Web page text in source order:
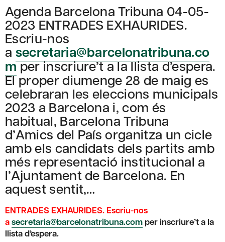
Agenda Barcelona Tribuna 04-05-
2023 ENTRADES EXHAURIDES.
Escriu-nos
a secretaria@barcelonatribuna.co
mper inscriure’t a la llista d’espera.
El proper diumenge 28 de maig es
celebraran les eleccions municipals
2023 a Barcelona i, com és
habitual, Barcelona Tribuna
d’Amics del País organitza un cicle
amb els candidats dels partits amb
més representació institucional a
l’Ajuntament de Barcelona. En
aquest sentit,…
ENTRADES EXHAURIDES. Escriu-nos
asecretaria@barcelonatribuna.com per inscriure’t a la
llista d’espera.